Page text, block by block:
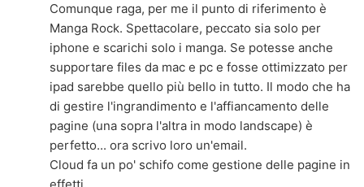
Comunque raga, per me il punto di riferimento è
Manga Rock. Spettacolare, peccato sia solo per
iphone e scarichi solo i manga. Se potesse anche
supportare files da mac e pc e fosse ottimizzato per
ipad sarebbe quello più bello in tutto. Il modo che ha
di gestire l'ingrandimento e l'affiancamento delle
pagine (una sopra l'altra in modo landscape) è
perfetto... ora scrivo loro un'email.
Cloud fa un po' schifo come gestione delle pagine in